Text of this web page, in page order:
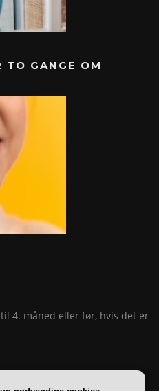
GANGE OM
4. måned eller før, hvis det er